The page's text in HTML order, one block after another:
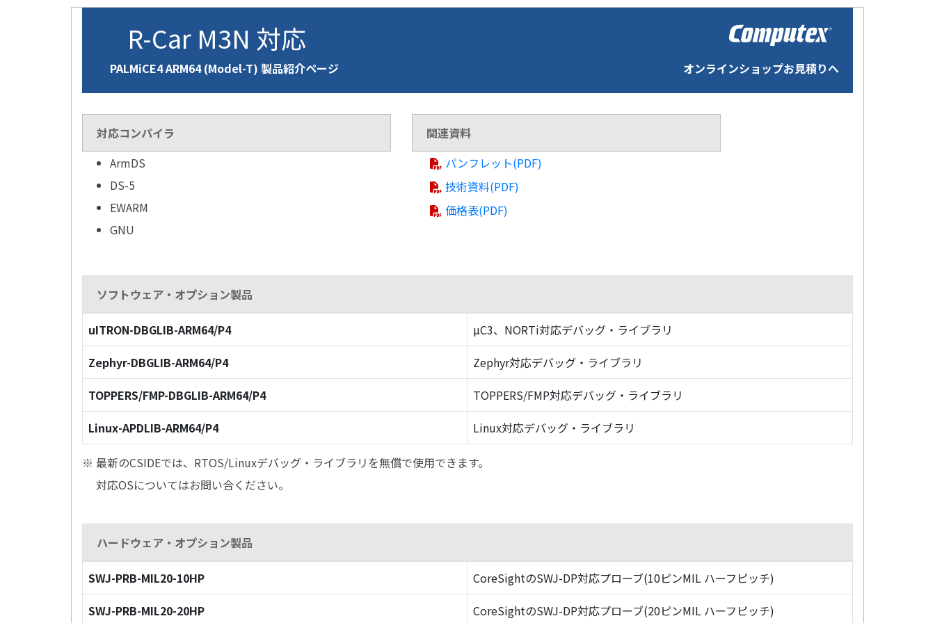
R-Car M3N 対応
PALMiCE4 ARM64 (Model-T) 製品紹介ページ オンラインショップお見積りへ
対応コンパイラ
ArmDS
DS-5
EWARM
GNU
関連資料
パンフレット(PDF)
技術資料(PDF)
価格表(PDF)
ソフトウェア・オプション製品
uITRON-DBGLIB-ARM64/P4
µC3、NORTi対応デバッグ・ライブラリ
Zephyr-DBGLIB-ARM64/P4
Zephyr対応デバッグ・ライブラリ
TOPPERS/FMP-DBGLIB-ARM64/P4
TOPPERS/FMP対応デバッグ・ライブラリ
Linux-APDLIB-ARM64/P4
Linux対応デバッグ・ライブラリ
※ 最新のCSIDEでは、RTOS/Linuxデバッグ・ライブラリを無償で使用できます。
対応OSについてはお問い合ください。
ハードウェア・オプション製品
SWJ-PRB-MIL20-10HP
CoreSightのSWJ-DP対応プローブ(10ピンMIL ハーフピッチ)
SWJ-PRB-MIL20-20HP
CoreSightのSWJ-DP対応プローブ(20ピンMIL ハーフピッチ)